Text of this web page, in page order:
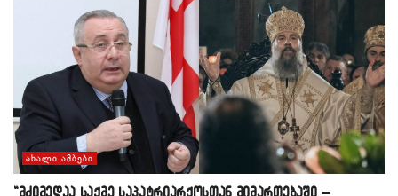
ᲐᲮᲐᲚᲘ ᲐᲛᲑᲔᲑᲘ
“მძიმედაა საქმე საპატრიარქოსთან მიმართებაში –